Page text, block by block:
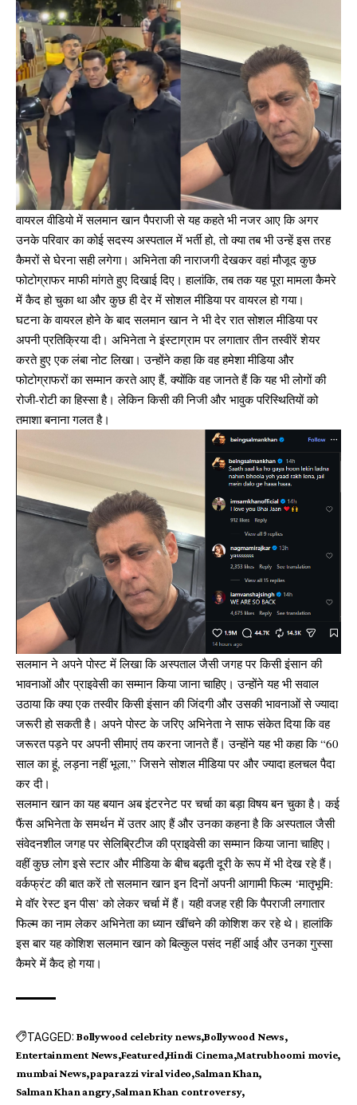
वायरल वीडियो में सलमान खान पैपराजी से यह कहते भी नजर आए कि अगर
उनके परिवार का कोई सदस्य अस्पताल में भर्ती हो, तो क्या तब भी उन्हें इस तरह
कैमरों से घेरना सही लगेगा। अभिनेता की नाराजगी देखकर वहां मौजूद कुछ
फोटोग्राफर माफी मांगते हुए दिखाई दिए। हालांकि, तब तक यह पूरा मामला कैमरे
में कैद हो चुका था और कुछ ही देर में सोशल मीडिया पर वायरल हो गया।
घटना के वायरल होने के बाद सलमान खान ने भी देर रात सोशल मीडिया पर
अपनी प्रतिक्रिया दी। अभिनेता ने इंस्टाग्राम पर लगातार तीन तस्वीरें शेयर
करते हुए एक लंबा नोट लिखा। उन्होंने कहा कि वह हमेशा मीडिया और
फोटोग्राफरों का सम्मान करते आए हैं, क्योंकि वह जानते हैं कि यह भी लोगों की
रोजी-रोटी का हिस्सा है। लेकिन किसी की निजी और भावुक परिस्थितियों को
तमाशा बनाना गलत है।
सलमान ने अपने पोस्ट में लिखा कि अस्पताल जैसी जगह पर किसी इंसान की
भावनाओं और प्राइवेसी का सम्मान किया जाना चाहिए। उन्होंने यह भी सवाल
उठाया कि क्या एक तस्वीर किसी इंसान की जिंदगी और उसकी भावनाओं से ज्यादा
जरूरी हो सकती है। अपने पोस्ट के जरिए अभिनेता ने साफ संकेत दिया कि वह
जरूरत पड़ने पर अपनी सीमाएं तय करना जानते हैं। उन्होंने यह भी कहा कि “60
साल का हूं, लड़ना नहीं भूला,” जिसने सोशल मीडिया पर और ज्यादा हलचल पैदा
कर दी।
सलमान खान का यह बयान अब इंटरनेट पर चर्चा का बड़ा विषय बन चुका है। कई
फैंस अभिनेता के समर्थन में उतर आए हैं और उनका कहना है कि अस्पताल जैसी
संवेदनशील जगह पर सेलिब्रिटीज की प्राइवेसी का सम्मान किया जाना चाहिए।
वहीं कुछ लोग इसे स्टार और मीडिया के बीच बढ़ती दूरी के रूप में भी देख रहे हैं।
वर्कफ्रंट की बात करें तो सलमान खान इन दिनों अपनी आगामी फिल्म ‘मातृभूमि:
मे वॉर रेस्ट इन पीस’ को लेकर चर्चा में हैं। यही वजह रही कि पैपराजी लगातार
फिल्म का नाम लेकर अभिनेता का ध्यान खींचने की कोशिश कर रहे थे। हालांकि
इस बार यह कोशिश सलमान खान को बिल्कुल पसंद नहीं आई और उनका गुस्सा
कैमरे में कैद हो गया।
TAGGED: Bollywood celebrity news Bollywood News
Entertainment News Featured Hindi Cinema Matrubhoomi movie
mumbai News paparazzi viral video Salman Khan
Salman Khan angry Salman Khan controversy